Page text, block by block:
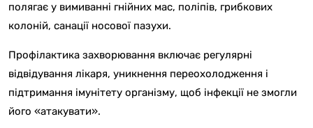
полягає у вимиванні гнійних мас, поліпів, грибкових
колоній, санації носової пазухи.
Профілактика захворювання включає регулярні
відвідування лікаря, уникнення переохолодження і
підтримання імунітету організму, щоб інфекції не змогли
його «атакувати».